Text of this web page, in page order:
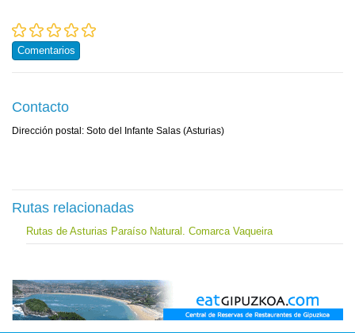
Comentarios
Contacto
Dirección postal: Soto del Infante Salas (Asturias)
Rutas relacionadas
Rutas de Asturias Paraíso Natural. Comarca Vaqueira